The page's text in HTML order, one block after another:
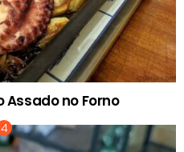
Assado no Forno